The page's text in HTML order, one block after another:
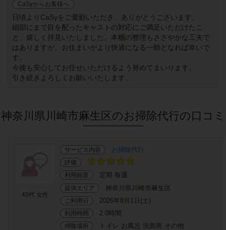
CaSyからお客様へ
日頃よりCaSyをご愛顧いただき、ありがとうございます。
細部にまで目を配ったキャストの対応にご満足いただけたこ
と、嬉しく拝見いたしました。本棚の整理もささやかな工夫で
はありますが、お住まいがより快適になる一助となれば幸いで
す。
今後も安心してお任せいただけるよう努めてまいります。
引き続きよろしくお願いいたします。
神奈川県川崎市麻生区のお掃除代行の口コミ
40代 女性
サービス内容 お掃除代行
評価
利用頻度
定期 毎週
提供エリア 神奈川県川崎市麻生区
ご利用日 2026年8月1日(土)
利用時間 2.0時間
掃除場所 トイレ お風呂 洗面所 その他